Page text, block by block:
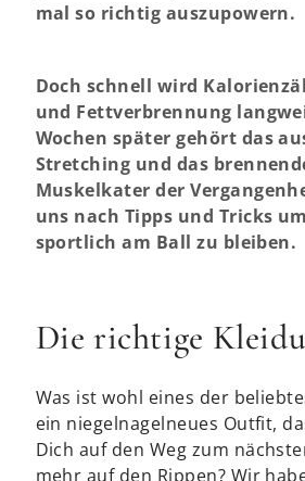
Die richtige
Was ist wohl eines der
ein niegelnagelneues Outfit,
Dich auf den Weg zum
mehr auf den Rippen? Wir
Doch schnell wird
und Fettverbrennung
Wochen später gehört das
Stretching und das
Muskelkater der
uns nach Tipps und Tricks
sportlich am Ball zu bleiben.
mal so richtig auszupowern.